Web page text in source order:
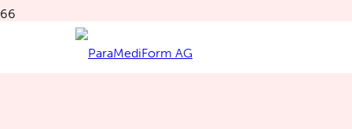
Sichern Sie sich eines
von drei neuen E-Books!